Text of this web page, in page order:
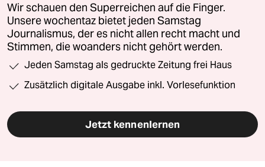
Wir schauen den Superreichen auf die Finger.
Unsere wochentaz bietet jeden Samstag
Journalismus, der es nicht allen recht macht und
Stimmen, die woanders nicht gehört werden.
Jeden Samstag als gedruckte Zeitung frei Haus
Zusätzlich digitale Ausgabe inkl. Vorlesefunktion
Jetzt kennenlernen